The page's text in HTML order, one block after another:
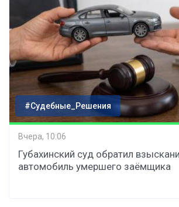
#Судебные_Решения
Вчера, 10:06
Губахинский суд обратил
автомобиль умершего заёмщика